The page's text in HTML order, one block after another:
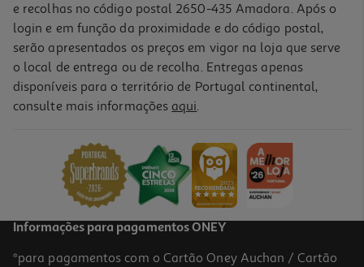
e recolhas no código postal 2650-435 Amadora. Após o
login e em função da proximidade e do código postal,
serão apresentados os preços em vigor na loja que serve
o local de entrega ou de recolha. Entregas apenas
disponíveis para o território de Portugal continental,
consulte mais informações aqui.
Informações para pagamentos ONEY
*para pagamentos com o Cartão Oney Auchan / Cartão